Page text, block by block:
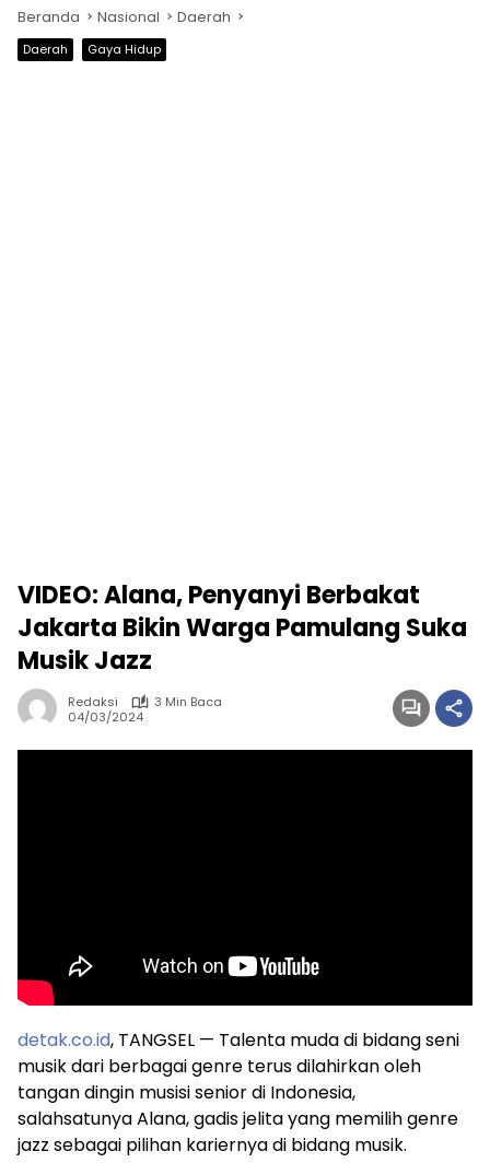
Beranda Nasional Daerah
Daerah Gaya Hidup
VIDEO: Alana, Penyanyi Berbakat
Jakarta Bikin Warga Pamulang Suka
Musik Jazz
Redaksi
3 Min Baca
04/03/2024
detak.co.id, TANGSEL — Talenta muda di bidang seni
musik dari berbagai genre terus dilahirkan oleh
tangan dingin musisi senior di Indonesia,
salahsatunya Alana, gadis jelita yang memilih genre
jazz sebagai pilihan kariernya di bidang musik.